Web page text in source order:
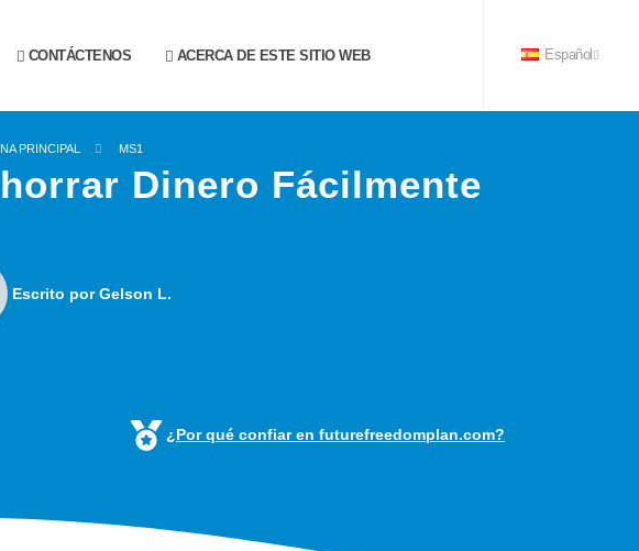
CONTÁCTENOS ACERCA DE ESTE SITIO WEB Español
PRINCIPAL MS1
Dinero Fácilmente
Escrito por Gelson L.
¿Por qué confiar en futurefreedomplan.com?